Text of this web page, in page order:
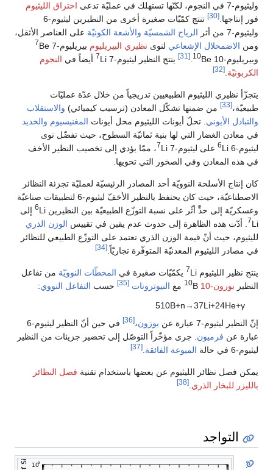
وليثيوم-7 في النجوم، لكنّها تستهلك في عمليّة تدعى
احتراق الليثيوم
فور إنتاجها.[30]
تنتج كمّيّات صغيرة أخرى من النظيرين ليثيوم-6
وليثيوم-7 من أثر
الرياح الشمسيّة والأشعة الكونيّة على العناصر الأثقل،
ومن الاضمحلال الإشعاعي لنوى نظيري البيريليوم بيريليوم-7 7Be
وبيريليوم-10
10Be.
[31] ينتج النظير ليثيوم-7 7Li أيضاً في
النجوم
الكربونيّة.
[32]
يتجزّأ نظيري الليثيوم الطبيعيين تدريجياً من خلال عدّة عمليّات
طبيعيّة،[33] من ضمنها تشكّل المعادن (ترسيب كيميائي) والاستقلاب
والتبادل الأيوني. تحلّ أيونات الليثيوم محل أيونات المغنيسيوم والحديد
في معادن الغضار التي لها بنية ثمانيّة السطوح، حيث تفضّل نوى
ليثيوم-6
6Li على ليثيوم-7 7Li، ممّا يؤدي إلى تخصيب النظير الأخف
في هذه المعادن وفي الصخور التي تحويها.
كان إنتاج الأسلحة النوويّة أحد المصادر الرئيسيّة لعمليّة تجزئة النظائر
الاصطناعيّة، حيث كان يحتفظ بالنظير الأخفّ ليثيوم-6 لتطبيقات صناعيّة
وعسكريّة إلى حدٍّ أثّر على نسبة التوزّع الطبيعيّة بين النظيرين
6Li إلى
7Li. أدّت هذه الظاهرة إلى حدوث عدم يقين في تقييس
الوزن الذري
لليثيوم، حيث أنّ قيمة الوزن الذري تعتمد على التوزّع الطبيعي للنظائر
في مصادر الليثيوم المعدنيّة المتوفّرة تجاريّاً.[34]
ينتج نظير الليثيوم 7Li يكمّيّات صغيرة في المحطّات النوويّة من تفاعل
النظير بورون-10 10B مع النيوترونات [35] حسب التفاعل النووي:
510B+n→37L i+24He+γ
إنّ النظير ليثيوم-7 عيارة عن
بوزون،[36]
في حين أنّ النظير ليثيوم-6
عبارة عن فرميون . جرى مؤخّراً التوصّل إلى تحضير جزيئات من النظير
ليثيوم-6 في حالة
الميوعة الفائقة [37]
يمكن فصل نظائر الليثيوم عن بعضها باستخدام تقنية فصل النظائر
بالليزر للبخار الذري [38]
التواجد